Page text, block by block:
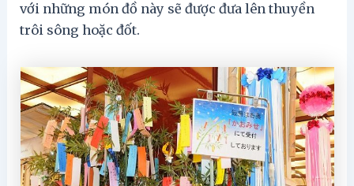
với những món đồ này sẽ được đưa lên thuyền
trôi sông hoặc đốt.